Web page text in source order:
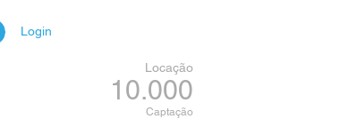
Login
Locação
10.000
Captação